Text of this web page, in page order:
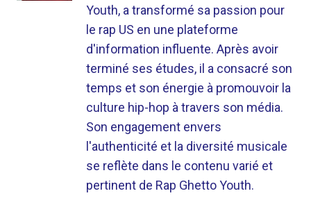
Youth, a transformé sa passion pour
le rap US en une plateforme
d'information influente. Après avoir
terminé ses études, il a consacré son
temps et son énergie à promouvoir la
culture hip-hop à travers son média.
Son engagement envers
l'authenticité et la diversité musicale
se reflète dans le contenu varié et
pertinent de Rap Ghetto Youth.